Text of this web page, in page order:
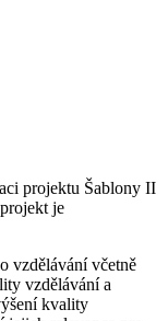
projektu Šablony II
je
vzdělávání včetně
vzdělávání a
kvality